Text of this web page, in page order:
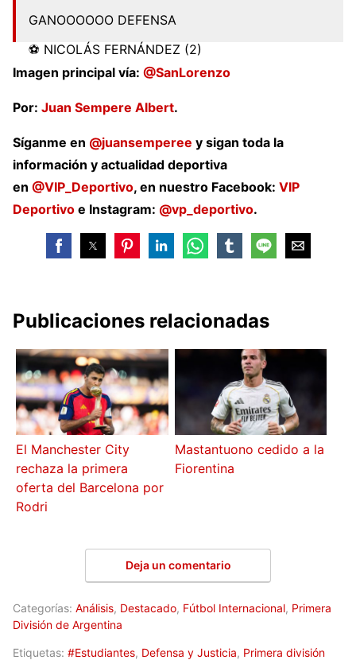
GANOOOOOO DEFENSA
⚽ NICOLÁS FERNÁNDEZ (2)
⚽ FABRICIO DOMÍNGUEZ #DefensayJusticia
pic.twitter.com/sjfedFQhol
— Defensa y Justicia (@ClubDefensayJus)
October 22, 2022
Imagen principal vía: @SanLorenzo
Por: Juan Sempere Albert.
Síganme en @juansemperee y sigan toda la
información y actualidad deportiva
en @VIP_Deportivo, en nuestro Facebook: VIP
Deportivo e Instagram: @vp_deportivo.
Publicaciones relacionadas
El Manchester City
rechaza la primera
oferta del Barcelona por
Rodri
Mastantuono cedido a la
Fiorentina
Deja un comentario
Categorías: Análisis, Destacado, Fútbol Internacional, Primera
División de Argentina
Etiquetas: #Estudiantes, Defensa y Justicia, Primera división